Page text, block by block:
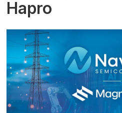
Hapro